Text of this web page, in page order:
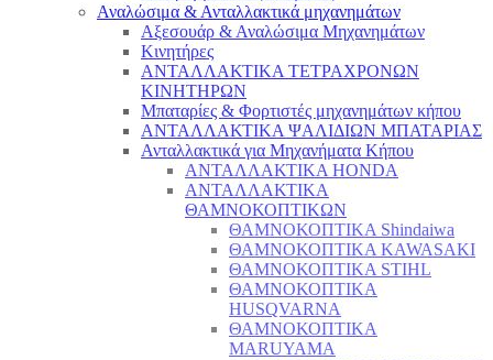
Αναλώσιμα & Ανταλλακτικά μηχανημάτων
Αξεσουάρ & Αναλώσιμα Μηχανημάτων
Κινητήρες
ΑΝΤΑΛΛΑΚΤΙΚΑ ΤΕΤΡΑΧΡΟΝΩΝ
ΚΙΝΗΤΗΡΩΝ
Μπαταρίες & Φορτιστές μηχανημάτων κήπου
ΑΝΤΑΛΛΑΚΤΙΚΑ ΨΑΛΙΔΙΩΝ ΜΠΑΤΑΡΙAΣ
Ανταλλακτικά για Μηχανήματα Κήπου
ΑΝΤΑΛΛΑΚΤΙΚΑ HONDA
ΑΝΤΑΛΛΑΚΤΙΚΑ
ΘΑΜΝΟΚΟΠΤΙΚΩΝ
ΘΑΜΝΟΚΟΠΤΙΚΑ Shindaiwa
ΘΑΜΝΟΚΟΠΤΙΚΑ KAWASAKI
ΘΑΜΝΟΚΟΠΤΙΚΑ STIHL
ΘΑΜΝΟΚΟΠΤΙΚΑ
HUSQVARNA
ΘΑΜΝΟΚΟΠΤΙΚΑ
MARUYAMA